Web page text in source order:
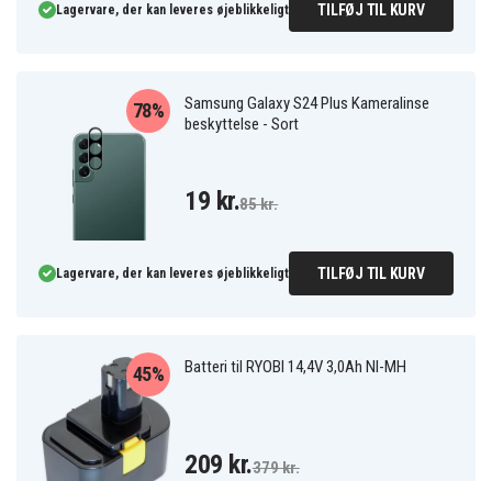
Lagervare, der kan leveres øjeblikkeligt TILFØJ TIL KURV
Samsung Galaxy S24 Plus Kameralinse
beskyttelse - Sort
78%
19 kr.85 kr.
Lagervare, der kan leveres øjeblikkeligt TILFØJ TIL KURV
Batteri til RYOBI 14,4V 3,0Ah NI-MH
45%
209 kr.379 kr.